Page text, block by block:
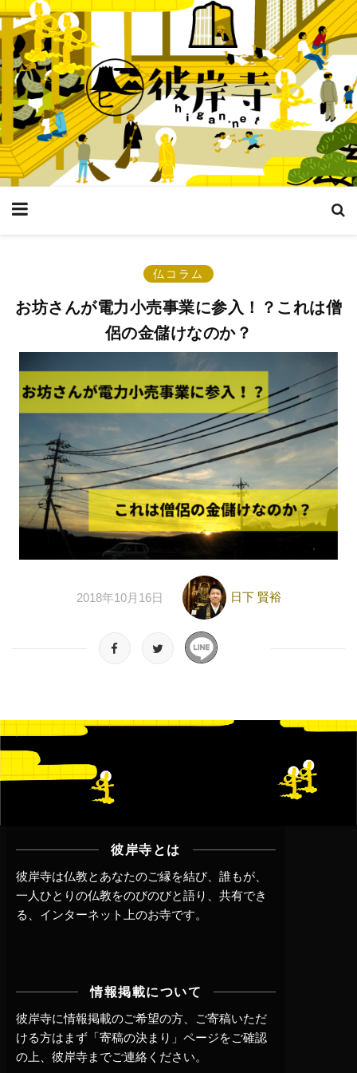
仏コラム
お坊さんが電力小売事業に参入！？これは僧
侶の金儲けなのか？
2018年10月16日 日下 賢裕
彼岸寺とは
彼岸寺は仏教とあなたのご縁を結び、誰もが、
一人ひとりの仏教をのびのびと語り、共有でき
る、インターネット上のお寺です。
情報掲載について
彼岸寺に情報掲載のご希望の方、ご寄稿いただ
ける方はまず 「寄稿の決まり」ページをご確認
の上、 彼岸寺までご連絡 ください。